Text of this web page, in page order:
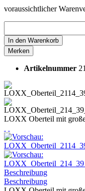
voraussichtlicher
In den Warenkorb
Merken
Artikelnummer
LOXX Oberteil mit
Beschreibung
Beschreibung